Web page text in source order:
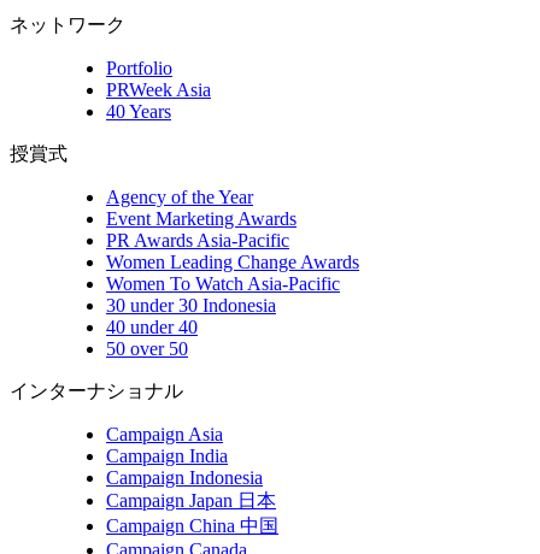
ネットワーク
Portfolio
PRWeek Asia
40 Years
授賞式
Agency of the Year
Event Marketing Awards
PR Awards Asia-Pacific
Women Leading Change Awards
Women To Watch Asia-Pacific
30 under 30 Indonesia
40 under 40
50 over 50
インターナショナル
Campaign Asia
Campaign India
Campaign Indonesia
Campaign Japan 日本
Campaign China 中国
Campaign Canada